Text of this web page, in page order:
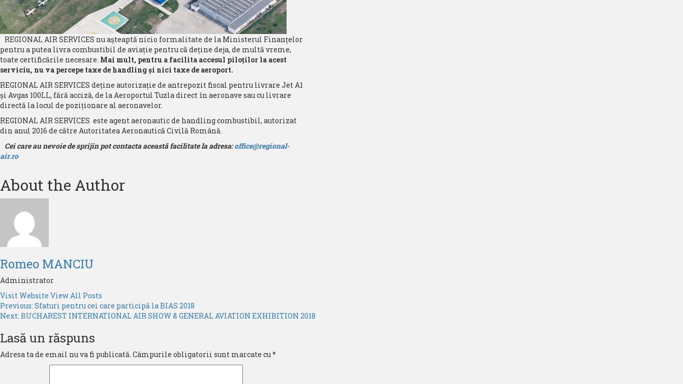
REGIONAL AIR SERVICES nu aşteaptă nicio formalitate de la Ministerul Finanţelor
pentru a putea livra combustibil de aviaţie pentru că deţine deja, de multă vreme,
toate certificările necesare. Mai mult, pentru a facilita accesul piloţilor la acest
serviciu, nu va percepe taxe de handling şi nici taxe de aeroport.
REGIONAL AIR SERVICES deţine autorizaţie de antrepozit fiscal pentru livrare Jet A1
şi Avgas 100LL, fără acciză, de la Aeroportul Tuzla direct în aeronave sau cu livrare
directă la locul de poziţionare al aeronavelor.
REGIONAL AIR SERVICES este agent aeronautic de handling combustibil, autorizat
din anul 2016 de către Autoritatea Aeronautică Civilă Română.
Cei care au nevoie de sprijin pot contacta această facilitate la adresa:office@regional-
air.ro
About the Author
Romeo MANCIU
Administrator
Visit Website View All Posts
Post
navigation
Previous: Sfaturi pentru cei care participă la BIAS 2018
Next: BUCHAREST INTERNATIONAL AIR SHOW & GENERAL AVIATION EXHIBITION 2018
Lasă un răspuns
Adresa ta de email nu va fi publicată. Câmpurile obligatorii sunt marcate cu*